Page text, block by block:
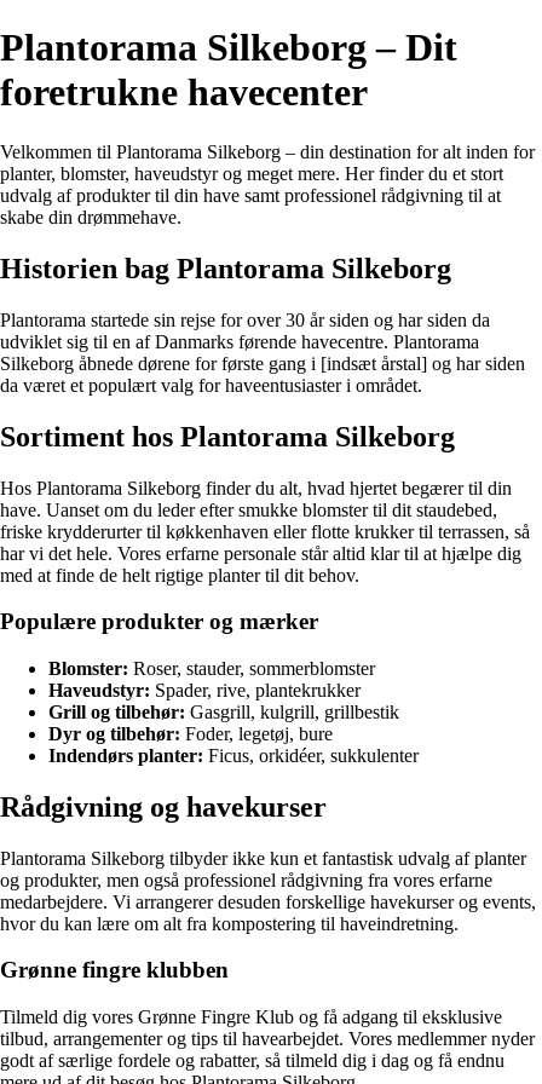
Plantorama Silkeborg – Dit
foretrukne havecenter
Velkommen til Plantorama Silkeborg – din destination for alt inden for
planter, blomster, haveudstyr og meget mere. Her finder du et stort
udvalg af produkter til din have samt professionel rådgivning til at
skabe din drømmehave.
Historien bag Plantorama Silkeborg
Plantorama startede sin rejse for over 30 år siden og har siden da
udviklet sig til en af Danmarks førende havecentre. Plantorama
Silkeborg åbnede dørene for første gang i [indsæt årstal] og har siden
da været et populært valg for haveentusiaster i området.
Sortiment hos Plantorama Silkeborg
Hos Plantorama Silkeborg finder du alt, hvad hjertet begærer til din
have. Uanset om du leder efter smukke blomster til dit staudebed,
friske krydderurter til køkkenhaven eller flotte krukker til terrassen, så
har vi det hele. Vores erfarne personale står altid klar til at hjælpe dig
med at finde de helt rigtige planter til dit behov.
Populære produkter og mærker
Blomster: Roser, stauder, sommerblomster
Haveudstyr: Spader, rive, plantekrukker
Grill og tilbehør: Gasgrill, kulgrill, grillbestik
Dyr og tilbehør: Foder, legetøj, bure
Indendørs planter: Ficus, orkidéer, sukkulenter
Rådgivning og havekurser
Plantorama Silkeborg tilbyder ikke kun et fantastisk udvalg af planter
og produkter, men også professionel rådgivning fra vores erfarne
medarbejdere. Vi arrangerer desuden forskellige havekurser og events,
hvor du kan lære om alt fra kompostering til haveindretning.
Grønne fingre klubben
Tilmeld dig vores Grønne Fingre Klub og få adgang til eksklusive
tilbud, arrangementer og tips til havearbejdet. Vores medlemmer nyder
godt af særlige fordele og rabatter, så tilmeld dig i dag og få endnu